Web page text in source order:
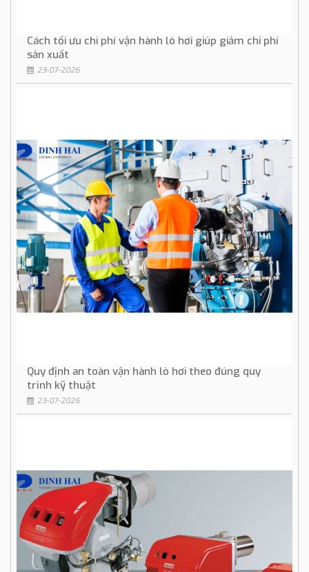
Cách tối ưu chi phí vận hành lò hơi giúp giảm chi phí
sản xuất
23-07-2026
Quy định an toàn vận hành lò hơi theo đúng quy
trình kỹ thuật
23-07-2026